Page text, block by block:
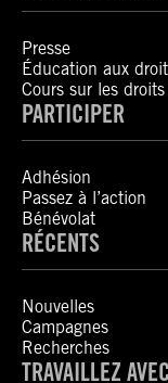
Presse
Éducation aux
Cours sur les
PARTICIPER
Adhésion
Passez à l’action
Bénévolat
RÉCENTS
Nouvelles
Campagnes
Recherches
TRAVAILLEZ